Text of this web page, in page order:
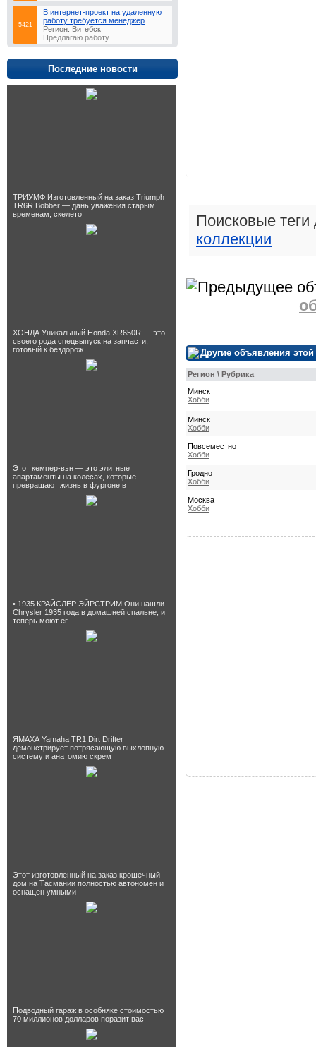
5421
В интернет-проект на удаленную
работу требуется менеджер
Регион: Витебск
Предлагаю работу
Последние новости
ТРИУМФ Изготовленный на заказ Triumph
TR6R Bobber — дань уважения старым
временам, скелето
ХОНДА Уникальный Honda XR650R — это
своего рода спецвыпуск на запчасти,
готовый к бездорож
Этот кемпер-вэн — это элитные
апартаменты на колесах, которые
превращают жизнь в фургоне в
• 1935 КРАЙСЛЕР ЭЙРСТРИМ Они нашли
Chrysler 1935 года в домашней спальне, и
теперь моют ег
ЯМАХА Yamaha TR1 Dirt Drifter
демонстрирует потрясающую выхлопную
систему и анатомию скрем
Этот изготовленный на заказ крошечный
дом на Тасмании полностью автономен и
оснащен умными
Подводный гараж в особняке стоимостью
70 миллионов долларов поразит вас
Поисковые
коллекции
Другие объявления
Регион \ Рубрика
Минск
Хобби
Минск
Хобби
Повсеместно
Хобби
Гродно
Хобби
Москва
Хобби